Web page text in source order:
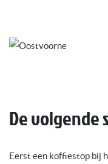
De volgende
Eerst een koffiestop bij